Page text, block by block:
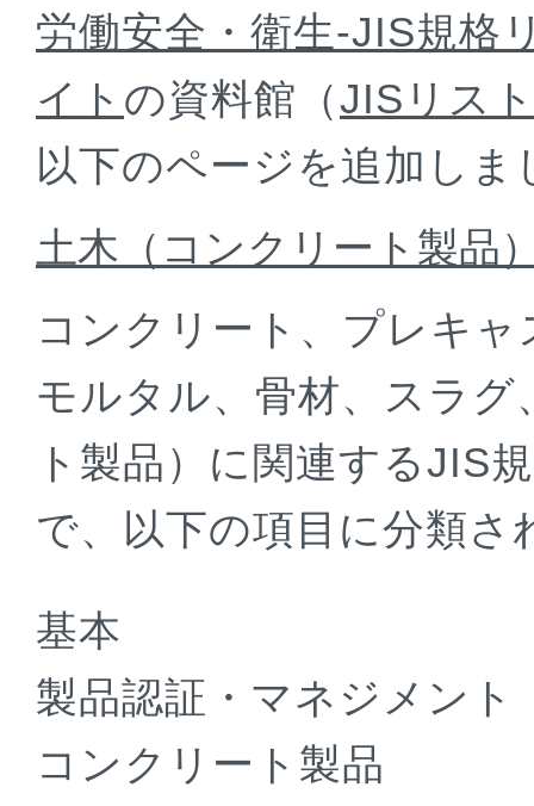
労働安全・衛生-JIS規格
イト の資料館（JISリス
以下のページを追加しま
土木（コンクリート製品
コンクリート、プレキ
モルタル、骨材、スラ
ト製品）に関連するJIS
で、以下の項目に分類さ
基本
製品認証・マネジメント
コンクリート製品